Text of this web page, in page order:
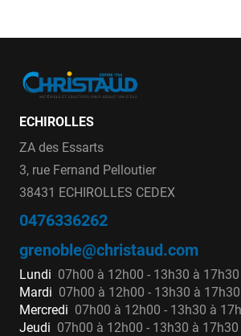
ECHIROLLES
ZA des Essarts
3, rue Fernand Pelloutier
38431 ECHIROLLES CEDEX
0476336262
grenoble@christaud.com
Lundi 07h00 à 12h00 - 13h30 à 17h30
Mardi 07h00 à 12h00 - 13h30 à 17h30
Mercredi 07h00 à 12h00 - 13h30 à
Jeudi 07h00 à 12h00 - 13h30 à 17h30